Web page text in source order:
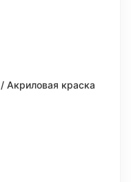
Акриловая краска